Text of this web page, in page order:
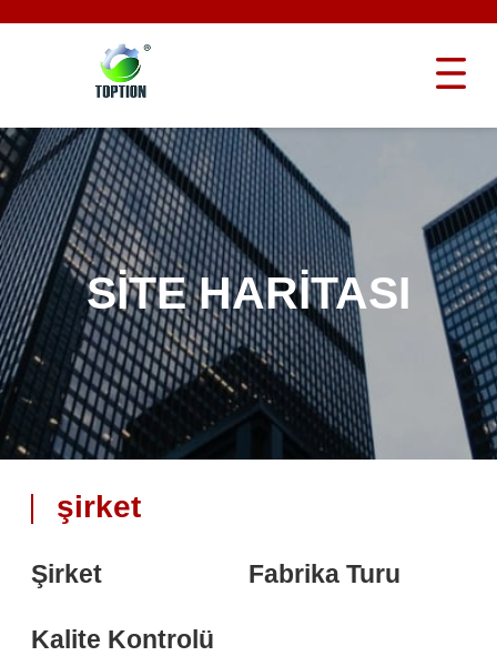
SITE HARITASI
şirket
Şirket Fabrika Turu
Kalite Kontrolü